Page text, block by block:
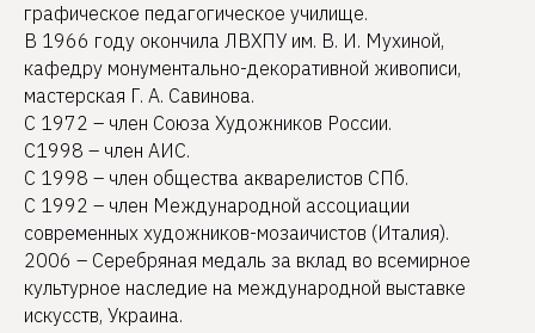
графическое педагогическое училище.
В 1966 году окончила ЛВХПУ им. В. И. Мухиной,
кафедру монументально-декоративной живописи,
мастерская Г. А. Савинова.
С 1972 – член Союза Художников России.
С1998 – член АИС.
С 1998 – член общества акварелистов СПб.
С 1992 – член Международной ассоциации
современных художников-мозаичистов (Италия).
2006 – Серебряная медаль за вклад во всемирное
культурное наследие на международной выставке
искусств, Украина.